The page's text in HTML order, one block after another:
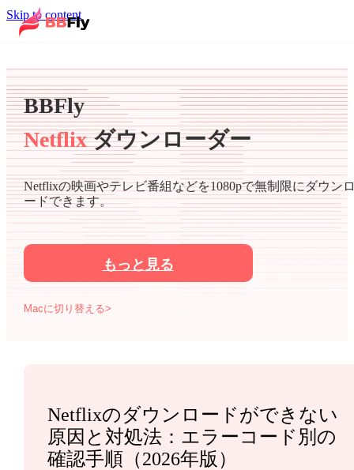
Skip to content
BBFly
Netflixダウンローダー
Netflixの映画やテレビ番組などを1080pで無制限にダウン
ードできます。
もっと見る
Macに切り替える>
Netflixのダウンロードができない
原因と対処法：エラーコード別の
確認手順（2026年版）